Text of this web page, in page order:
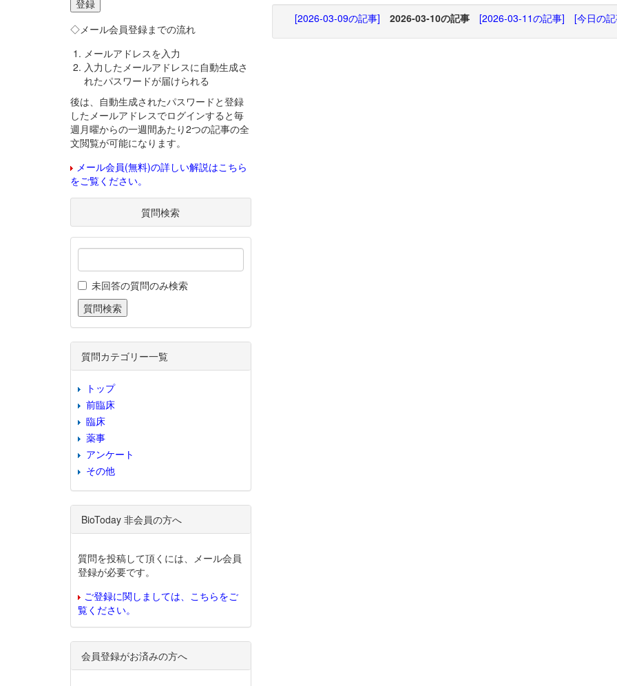
[2026-03-09の記事] 2026-03-10の記事 [2026-03-11の記事] [今日の
◇メール会員登録までの流れ
メールアドレスを入力
入力したメールアドレスに自動生成さ
れたパスワードが届けられる
後は、自動生成されたパスワードと登録
したメールアドレスでログインすると毎
週月曜からの一週間あたり2つの記事の全
文閲覧が可能になります。
メール会員(無料)の詳しい解説はこちら
をご覧ください。
質問検索
未回答の質問のみ検索
質問カテゴリー一覧
トップ
前臨床
臨床
薬事
アンケート
その他
BioToday 非会員の方へ
質問を投稿して頂くには、メール会員
登録が必要です。
ご登録に関しましては、こちらをご
覧ください。
会員登録がお済みの方へ